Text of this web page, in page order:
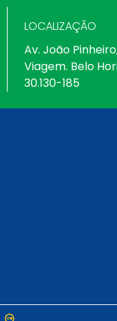
LOCALIZAÇÃO
Av. João
Viagem. Belo
30.130-185